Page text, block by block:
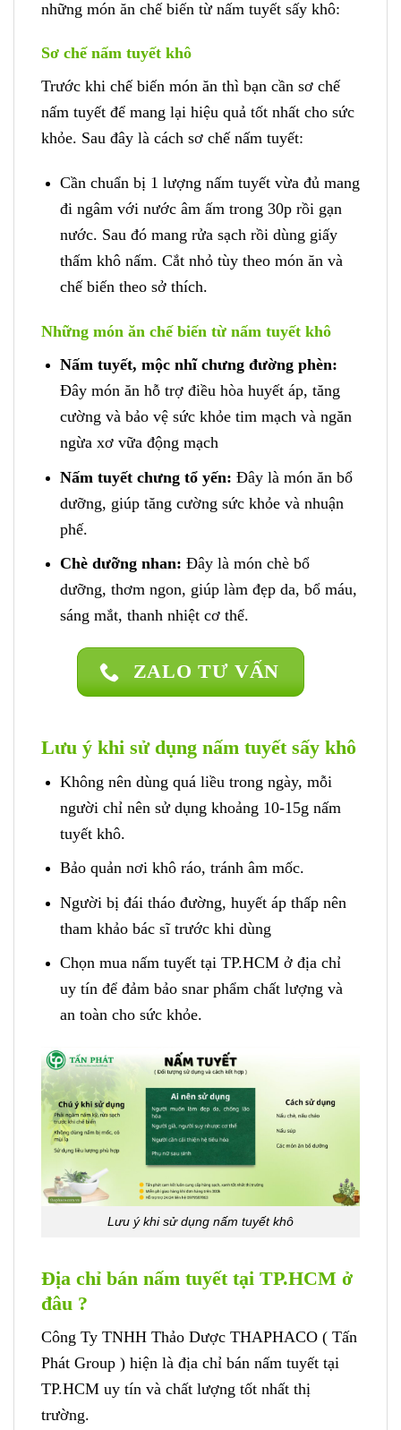
những món ăn chế biến từ nấm tuyết sấy khô:
Sơ chế nấm tuyết khô
Trước khi chế biến món ăn thì bạn cần sơ chế
nấm tuyết để mang lại hiệu quả tốt nhất cho sức
khỏe. Sau đây là cách sơ chế nấm tuyết:
Cần chuẩn bị 1 lượng nấm tuyết vừa đủ mang
đi ngâm với nước âm ấm trong 30p rồi gạn
nước. Sau đó mang rửa sạch rồi dùng giấy
thấm khô nấm. Cắt nhỏ tùy theo món ăn và
chế biến theo sở thích.
Những món ăn chế biến từ nấm tuyết khô
Nấm tuyết, mộc nhĩ chưng đường phèn:
Đây món ăn hỗ trợ điều hòa huyết áp, tăng
cường và bảo vệ sức khỏe tim mạch và ngăn
ngừa xơ vữa động mạch
Nấm tuyết chưng tổ yến: Đây là món ăn bổ
dưỡng, giúp tăng cường sức khỏe và nhuận
phế.
Chè dưỡng nhan: Đây là món chè bổ
dưỡng, thơm ngon, giúp làm đẹp da, bổ máu,
sáng mắt, thanh nhiệt cơ thể.
ZALO TƯ VẤN
Lưu ý khi sử dụng nấm tuyết sấy khô
Không nên dùng quá liều trong ngày, mỗi
người chỉ nên sử dụng khoảng 10-15g nấm
tuyết khô.
Bảo quản nơi khô ráo, tránh âm mốc.
Người bị đái tháo đường, huyết áp thấp nên
tham khảo bác sĩ trước khi dùng
Chọn mua nấm tuyết tại TP.HCM ở địa chỉ
uy tín để đảm bảo snar phẩm chất lượng và
an toàn cho sức khỏe.
Lưu ý khi sử dụng nấm tuyết khô
Địa chỉ bán nấm tuyết tại TP.HCM ở
đâu ?
Công Ty TNHH Thảo Dược THAPHACO ( Tấn
Phát Group ) hiện là địa chỉ bán nấm tuyết tại
TP.HCM uy tín và chất lượng tốt nhất thị
trường.